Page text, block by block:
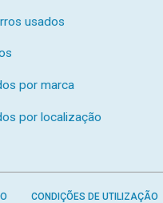
usados
por marca
por localização
CONDIÇÕES DE UTILIZAÇÃO